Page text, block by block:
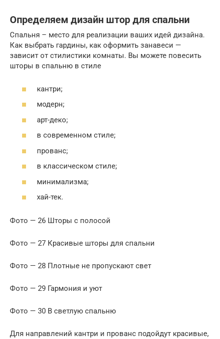
Определяем дизайн штор для спальни
Спальня – место для реализации ваших идей дизайна.
Как выбрать гардины, как оформить занавеси —
зависит от стилистики комнаты. Вы можете повесить
шторы в спальню в стиле
кантри;
модерн;
арт-деко;
в современном стиле;
прованс;
в классическом стиле;
минимализма;
хай-тек.
Фото — 26 Шторы с полосой
Фото — 27 Красивые шторы для спальни
Фото — 28 Плотные не пропускают свет
Фото — 29 Гармония и уют
Фото — 30 В светлую спальню
Для направлений кантри и прованс подойдут красивые,